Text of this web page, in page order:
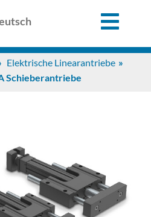
Elektrische Linearantriebe
Schieberantriebe